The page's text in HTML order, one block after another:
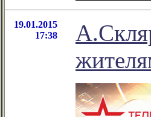
19.01.2015
17:38